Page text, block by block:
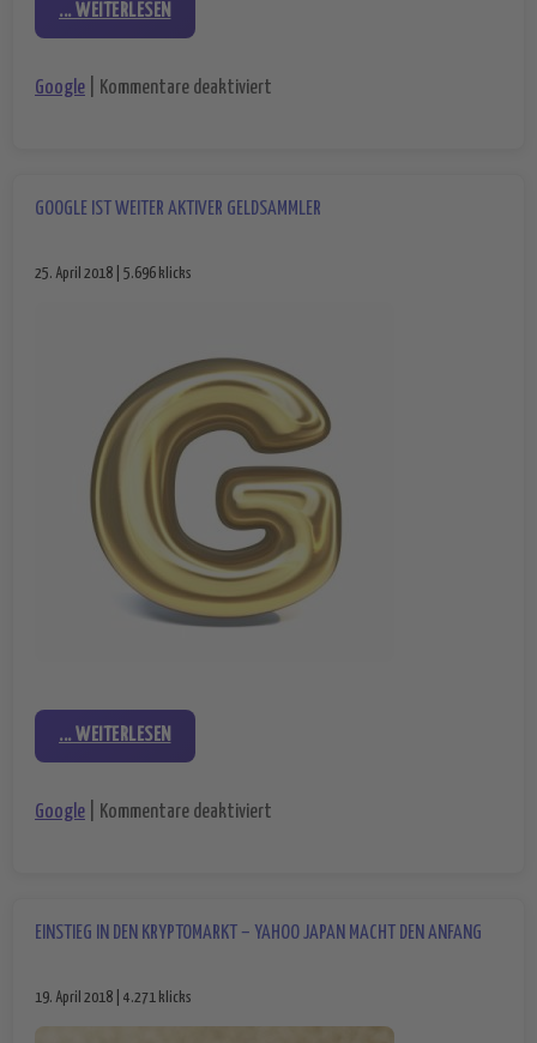
... WEITERLESEN
Google Kommentare deaktiviert
GOOGLE IST WEITER AKTIVER GELDSAMMLER
25. April 2018 | 5.696 klicks
... WEITERLESEN
Google Kommentare deaktiviert
EINSTIEG IN DEN KRYPTOMARKT – YAHOO JAPAN MACHT DEN ANFANG
19. April 2018 | 4.271 klicks